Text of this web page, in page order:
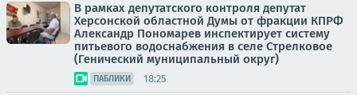
В рамках депутатского контроля депутат
Херсонской областной Думы от фракции КПРФ
Александр Пономарев инспектирует систему
питьевого водоснабжения в селе Стрелковое
(Генический муниципальный округ)
ПАБЛИКИ 18:25